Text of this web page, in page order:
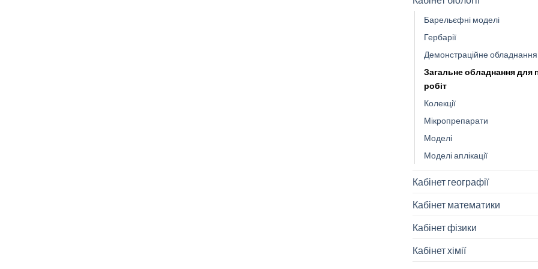
Барельєфні моделі
Гербарії
Демонстраційне обладнання
Загальне обладнання для
робіт
Колекції
Мікропрепарати
Моделі
Моделі аплікації
Кабінет географії
Кабінет математики
Кабінет фізики
Кабінет хімії